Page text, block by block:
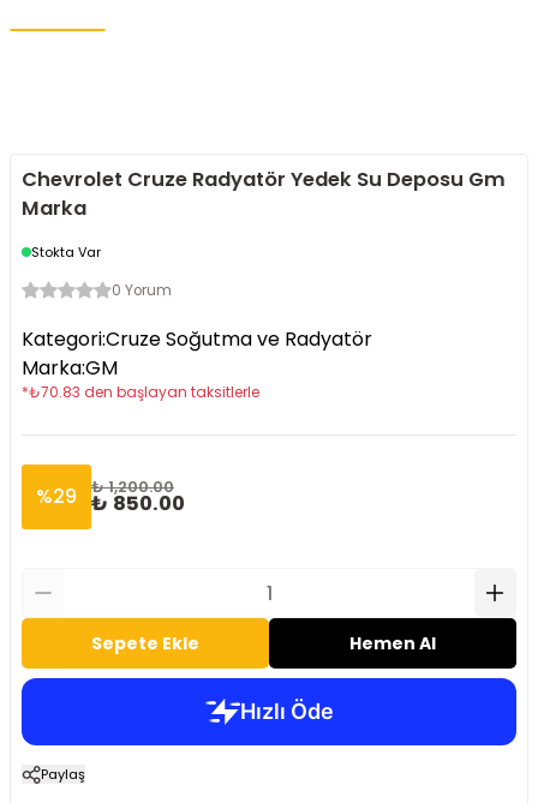
Chevrolet Cruze Radyatör Yedek Su Deposu Gm
Marka
Stokta Var
0 Yorum
Kategori:Cruze Soğutma ve Radyatör
Marka:GM
*₺70.83 den başlayan taksitlerle
%29 ₺ 1,200.00
₺ 850.00
Sepete Ekle Hemen Al
Paylaş